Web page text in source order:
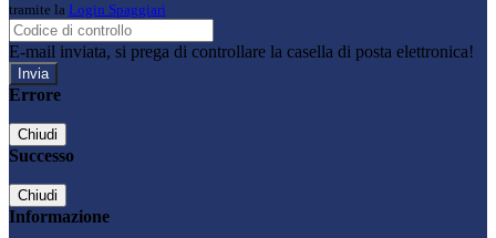
tramite la Login Spaggiari
E-mail inviata, si prega di controllare la casella di posta elettronica!
Errore
Chiudi
Successo
Chiudi
Informazione